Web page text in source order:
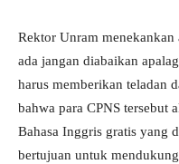
Rektor Unram menekankan
ada jangan diabaikan
harus memberikan teladan
bahwa para CPNS tersebut
Bahasa Inggris gratis yang
bertujuan untuk